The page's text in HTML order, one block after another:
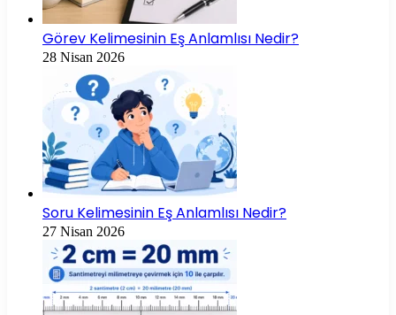
Görev Kelimesinin Eş Anlamlısı Nedir?
28 Nisan 2026
Soru Kelimesinin Eş Anlamlısı Nedir?
27 Nisan 2026